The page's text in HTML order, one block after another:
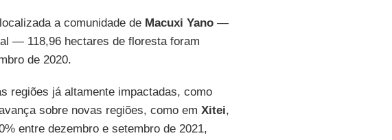
a comunidade de Macuxi Yano—
— 118,96 hectares de floresta foram
de 2020.
regiões já altamente impactadas, como
sobre novas regiões, como em Xitei,
entre dezembro e setembro de 2021,